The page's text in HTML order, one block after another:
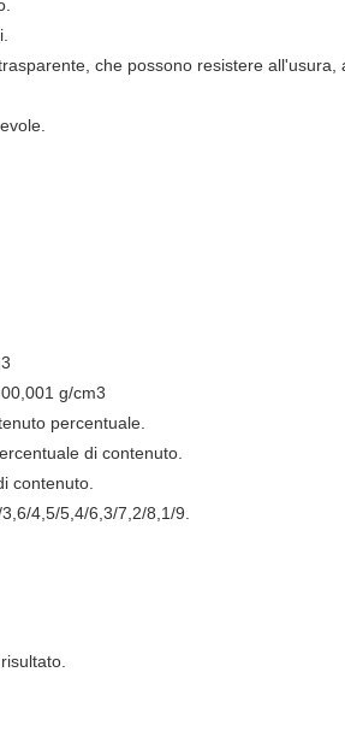
che possono resistere all'usura,
g/cm3
percentuale.
di contenuto.
contenuto.
4,5/5,4/6,3/7,2/8,1/9.